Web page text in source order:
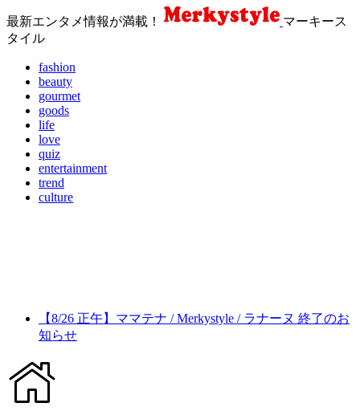
最新エンタメ情報が満載！
マーキース
タイル
fashion
beauty
gourmet
goods
life
love
quiz
entertainment
trend
culture
【8/26 正午】ママテナ / Merkystyle / ラナーヌ 終了のお
知らせ